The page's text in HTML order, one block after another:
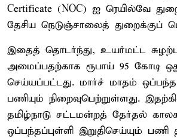
Certificate (NOC) ஐ ரெயில்வே
தேசிய நெடுஞ்சாலைத் துறைக்குப்
இதைத் தொடர்ந்து, உயர்மட்ட
அமைப்பதற்காக ரூபாய் 95 கோடி
செய்யப்பட்டது. மார்ச் மாதம்
பணியும் நிறைவுபெற்றுள்ளது.
தமிழ்நாடு சட்டமன்றத் தேர்தல்
ஒப்பந்தப்புள்ளி இறுதிசெய்யும் பணி